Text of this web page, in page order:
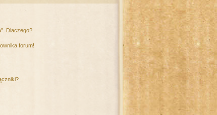
Dlaczego?
forum!